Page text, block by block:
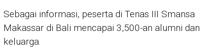
Sebagai informasi, peserta di Tenas III Smansa
Makassar di Bali mencapai 3,500-an alumni dan
keluarga.